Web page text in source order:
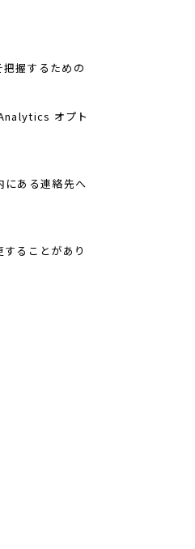
握するための
オプト
にある連絡先へ
ることがあり